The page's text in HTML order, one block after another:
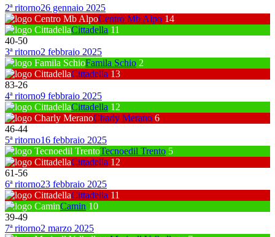
2ª ritorno26 gennaio 2025
Centro Mb Alpo 14
Cittadella 11
40-50
3ª ritorno2 febbraio 2025
Famila Schio 2
Cittadella 13
83-26
4ª ritorno9 febbraio 2025
Cittadella 12
Charly Merano 6
46-44
5ª ritorno16 febbraio 2025
Tecnoedil Trento 5
Cittadella 12
61-56
6ª ritorno23 febbraio 2025
Cittadella 11
Camin 10
39-49
7ª ritorno2 marzo 2025